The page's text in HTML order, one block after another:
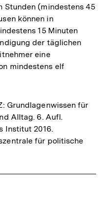
Stunden (mindestens 45
können in
15 Minuten
der täglichen
eine
mindestens elf
Grundlagenwissen für
Alltag. 6. Aufl.
Institut 2016.
für politische